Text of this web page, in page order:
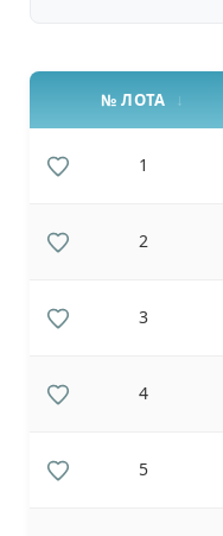
№ ЛОТА
1
2
3
4
5